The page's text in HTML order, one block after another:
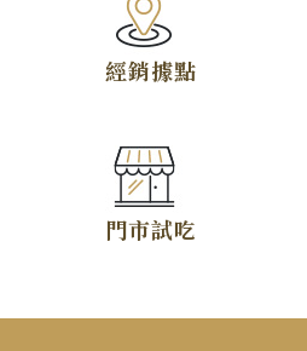
經銷據點
門市試吃